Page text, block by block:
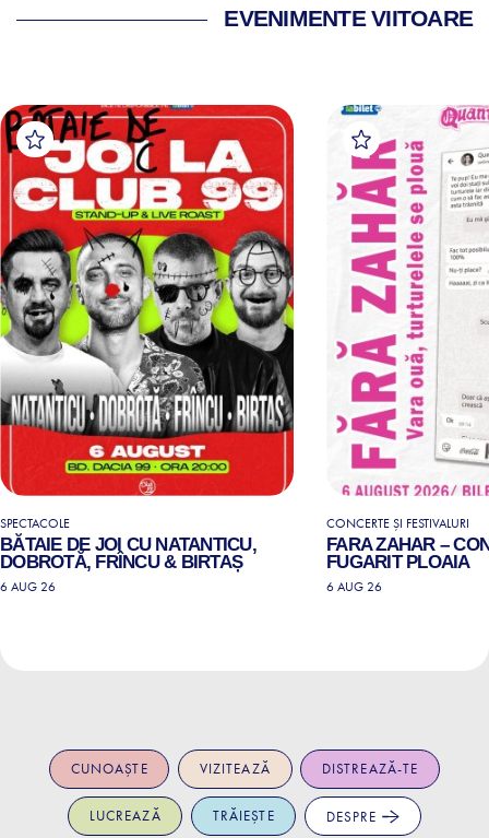
EVENIMENTE VIITOARE
SPECTACOLE
BĂTAIE DE JOI CU NATANTICU,
DOBROTĂ, FRÎNCU & BIRTAȘ
6 AUG 26
CONCERTE ȘI FESTIVALURI
FARA ZAHAR –
FUGARIT PLOAIA
6 AUG 26
CUNOAȘTE VIZITEAZĂ DISTREAZĂ-TE
LUCREAZĂ TRĂIEȘTE DESPRE